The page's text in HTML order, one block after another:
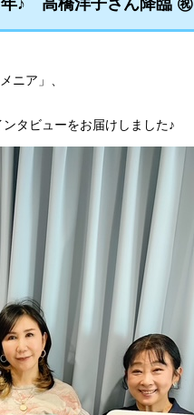
♪ 高橋洋子さん降臨 ㊗️
ニア」、
ンタビューをお届けしました♪